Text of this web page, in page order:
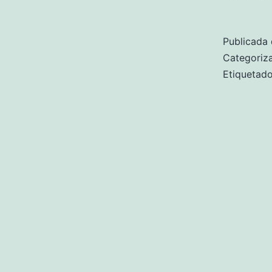
Publicada